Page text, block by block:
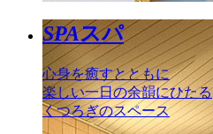
SPAスパ
心身を癒すとともに
楽しい一日の余韻にひたる
くつろぎのスペース